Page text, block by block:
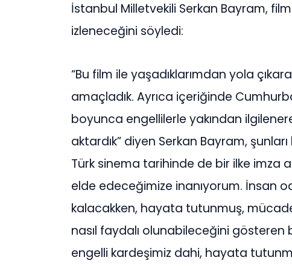
İstanbul Milletvekili Serkan Bayram,
izleneceğini söyledi:
“Bu film ile yaşadıklarımdan yola
amaçladık. Ayrıca içeriğinde
boyunca engellilerle yakından
aktardık” diyen Serkan Bayram,
Türk sinema tarihinde de bir ilke imza
elde edeceğimize inanıyorum. İnsan
kalacakken, hayata tutunmuş,
nasıl faydalı olunabileceğini
engelli kardeşimiz dahi, hayata